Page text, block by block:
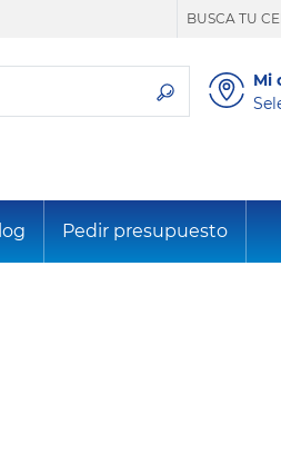
BUSCA TU
Mi
Pedir presupuesto